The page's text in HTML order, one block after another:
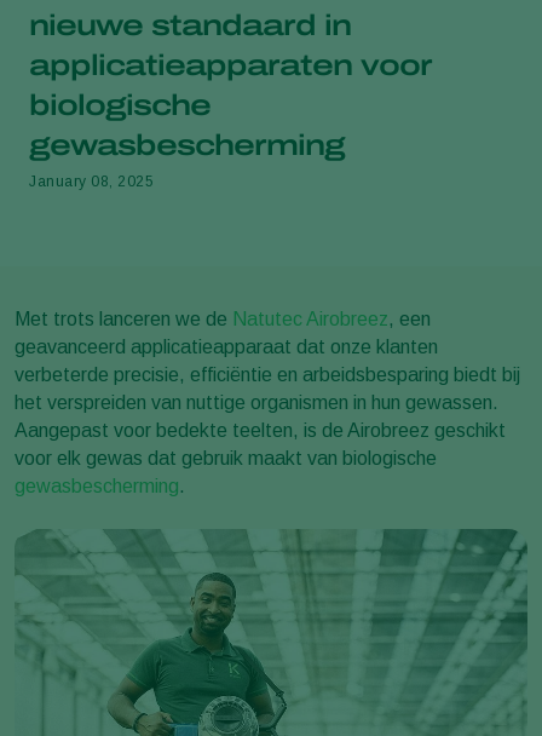
nieuwe standaard in
applicatieapparaten voor
biologische
gewasbescherming
January 08, 2025
Met trots lanceren we de Natutec Airobreez, een
geavanceerd applicatieapparaat dat onze klanten
verbeterde precisie, efficiëntie en arbeidsbesparing biedt bij
het verspreiden van nuttige organismen in hun gewassen.
Aangepast voor bedekte teelten, is de Airobreez geschikt
voor elk gewas dat gebruik maakt van biologische
gewasbescherming.